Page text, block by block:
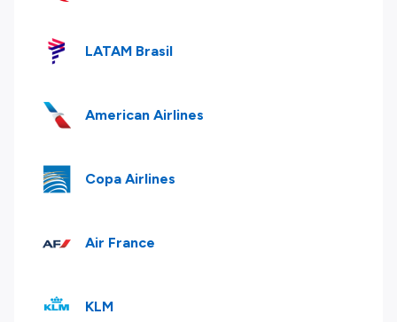
LATAM Brasil
American Airlines
Copa Airlines
Air France
KLM